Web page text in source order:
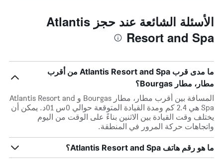
الأسئلة الشائعة عند حجز Atlantis
Resort and Spa
ما مدى قرب Atlantis Resort and Spa من أقرب
مطار، مطار Bourgas؟
المسافة بين أقرب مطار، مطار Bourgas و Atlantis Resort and
Spa هي 2.4 كم ومدة القيادة المتوقعة حوالي 0س 01د. يمكن أن
يختلف وقت القيادة بين الاثنين بناءً على الوقت من اليوم
واتجاهات حركة المرور في المنطقة.
ما هو رقم هاتف Atlantis Resort and Spa؟